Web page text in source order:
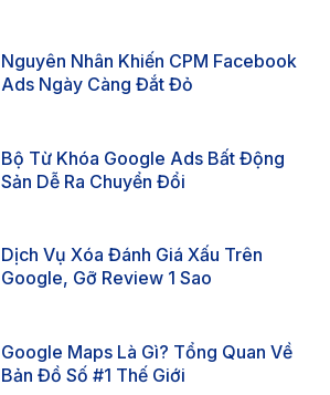
Nguyên Nhân Khiến CPM Facebook
Ads Ngày Càng Đắt Đỏ
Bộ Từ Khóa Google Ads Bất Động
Sản Dễ Ra Chuyển Đổi
Dịch Vụ Xóa Đánh Giá Xấu Trên
Google, Gỡ Review 1 Sao
Google Maps Là Gì? Tổng Quan Về
Bản Đồ Số #1 Thế Giới